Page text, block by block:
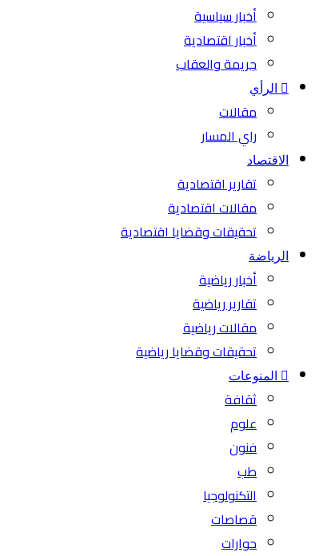
أخبار سياسية
أخبار اقتصادية
جريمة والعقاب
الرأي
مقالات
راي المسار
الاقتصاد
تقارير اقتصادية
مقالات اقتصادية
تحقيقات وقضايا اقتصادية
الرياضة
أخبار رياضية
تقارير رياضية
مقالات رياضية
تحقيقات وقضايا رياضية
المنوعات
ثقافة
علوم
فنون
طب
التكنولوجيا
قصاصات
حوارات